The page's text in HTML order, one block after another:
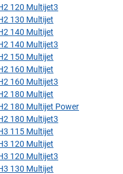
120 Multijet3
130 Multijet
140 Multijet
140 Multijet3
150 Multijet
160 Multijet
160 Multijet3
180 Multijet
180 Multijet Power
180 Multijet3
115 Multijet
120 Multijet
120 Multijet3
130 Multijet